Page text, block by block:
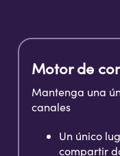
Motor de
Mantenga una
canales
Un único
compartir